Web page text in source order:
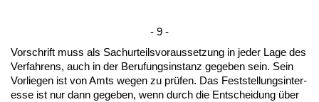
- 9 -
Vor­schrift muss als Sa­chur­teils­vor­aus­set­zung in je­der La­ge des
Ver­fah­rens, auch in der Be­ru­fungs­in­stanz ge­ge­ben sein. Sein
Vor­lie­gen ist von Amts we­gen zu prüfen. Das Fest­stel­lungs­in­ter­
es­se ist nur dann ge­ge­ben, wenn durch die Ent­schei­dung über